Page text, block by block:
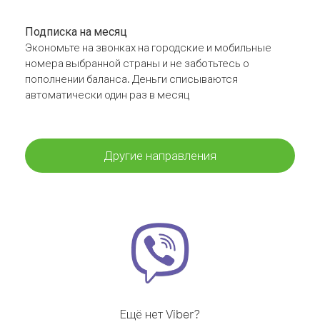
Подписка на месяц
Экономьте на звонках на городские и мобильные
номера выбранной страны и не заботьтесь о
пополнении баланса. Деньги списываются
автоматически один раз в месяц
Другие направления
Ещё нет Viber?